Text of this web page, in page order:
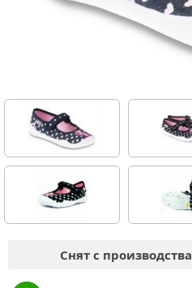
Снят с производства